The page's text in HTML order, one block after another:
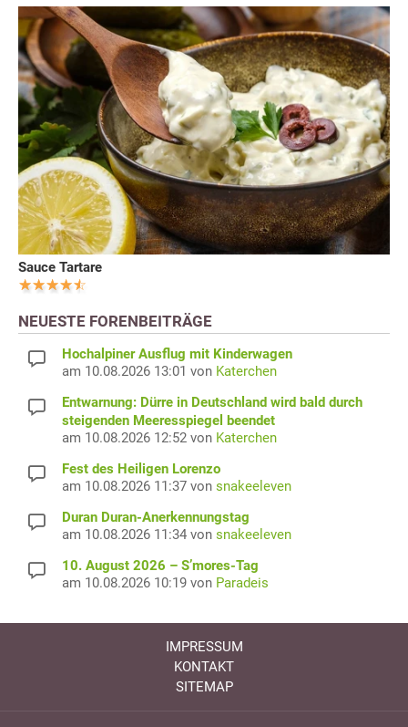
Sauce Tartare
NEUESTE FORENBEITRÄGE
Hochalpiner Ausflug mit Kinderwagen
am 10.08.2026 13:01 von Katerchen
Entwarnung: Dürre in Deutschland wird bald durch
steigenden Meeresspiegel beendet
am 10.08.2026 12:52 von Katerchen
Fest des Heiligen Lorenzo
am 10.08.2026 11:37 von snakeeleven
Duran Duran-Anerkennungstag
am 10.08.2026 11:34 von snakeeleven
10. August 2026 – S’mores-Tag
am 10.08.2026 10:19 von Paradeis
IMPRESSUM
KONTAKT
SITEMAP